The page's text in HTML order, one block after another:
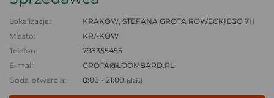
Lokalizacja:
KRAKÓW, STEFANA GROTA ROWECKIEGO 7H
Miasto:
KRAKÓW
Telefon:
798355455
E-mail:
GROTA@LOOMBARD.PL
Godz. otwarcia:
8:00 - 21:00 (dziś)